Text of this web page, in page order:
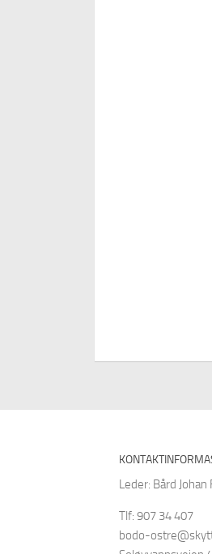
Leder: Bård Johan
Tlf: 907 34 407
bodo-